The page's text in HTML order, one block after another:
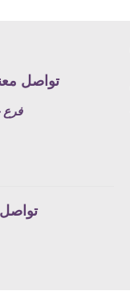
تواصل
فرع